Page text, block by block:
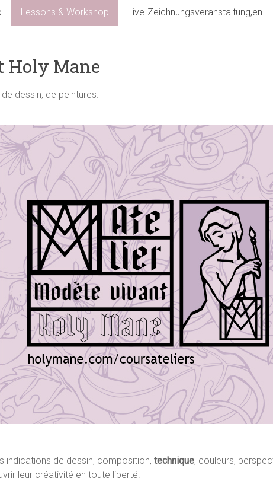
Lessons & Workshop Live-Zeichnungsveranstaltung,en
Holy Mane
de dessin, de peintures.
indications de dessin, composition, technique, couleurs,
leur créativité en toute liberté.